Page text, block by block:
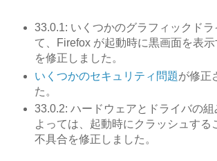
33.0.1: いくつかのグラフィックドラ
て、Firefox が起動時に黒画面を表
を修正しました。
いくつかのセキュリティ問題が修正
た。
33.0.2: ハードウェアとドライバの組
よっては、起動時にクラッシュする
不具合を修正しました。